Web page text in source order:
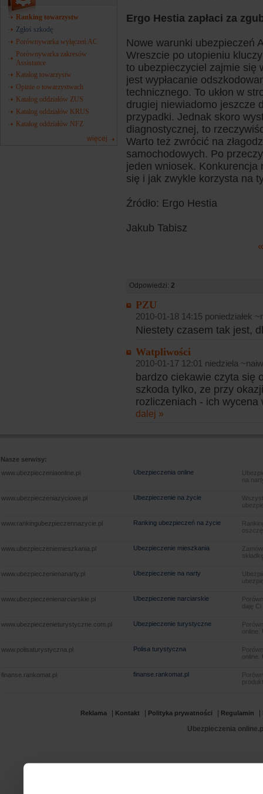
Ranking towarzystw
Zgłoś szkodę
Porównywarka wyłączeń AC
Porównywarka zakresów
Assistance
Katalog towarzystw
Opinie o towarzystwach
Katalog oddziałów ZUS
Katalog oddziałów KRUS
Katalog oddziałów NFZ
więcej
Ergo Hestia zapłaci za
Nowe warunki ubezpieczeń
Wreszcie po utopieniu
to ubezpieczyciel zajmie się
jest wypłacanie
technicznego. To ukłon w
drugiej niewiadomo jeszcze
przypadki. Jednak skoro
diagnostycznej, to
Warto też zwrócić na
samochodowych. Po
jeden wniosek.
się i jak zwykle korzysta na
Źródło: Ergo Hestia
Jakub Tabisz
Odpowiedzi: 2
PZU
2010-01-18 14:15 poniedziałek
Niestety czasem tak jest,
Watpliwości
2010-01-17 12:01 niedziela
bardzo ciekawie czyta się
szkoda tylko, ze przy
rozliczeniach - ich
dalej »
Nasze serwisy:
www.ubezpieczeniaonline.pl
Ubezpieczenia online
na
www.ubezpieczeniazyciowe.pl Ubezpieczenie na życie
www.rankingubezpieczennazycie.pl Ranking ubezpieczeń na życie
www.ubezpieczeniemieszkania.pl Ubezpieczenie mieszkania
www.ubezpieczenienanarty.pl Ubezpieczenie na narty
www.ubezpieczenienarciarskie.pl Ubezpieczenie narciarskie
daję
www.ubezpieczenieturystyczne.com.pl Ubezpieczenie turystyczne
www.polisaturystyczna.pl Polisa turystyczna
finanse.rankomat.pl finanse.rankomat.pl
Reklama Kontakt Polityka prywatności Regulamin
Ubezpieczenia